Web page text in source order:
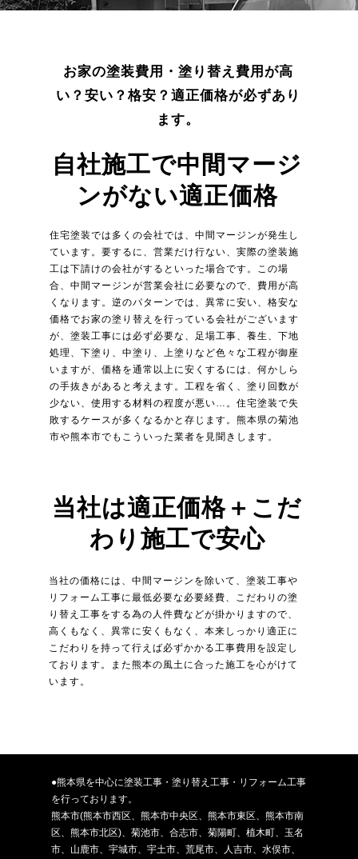
お家の塗装費用・塗り替え費用が高
い？安い？格安？適正価格が必ずあり
ます。
自社施工で中間マージ
ンがない適正価格
住宅塗装では多くの会社では、中間マージンが発生し
ています。要するに、営業だけ行ない、実際の塗装施
工は下請けの会社がするといった場合です。この場
合、中間マージンが営業会社に必要なので、費用が高
くなります。逆のパターンでは、異常に安い、格安な
価格でお家の塗り替えを行っている会社がございます
が、塗装工事には必ず必要な、足場工事、養生、下地
処理、下塗り、中塗り、上塗りなど色々な工程が御座
いますが、価格を通常以上に安くするには、何かしら
の手抜きがあると考えます。工程を省く、塗り回数が
少ない、使用する材料の程度が悪い…。住宅塗装で失
敗するケースが多くなるかと存じます。熊本県の菊池
市や熊本市でもこういった業者を見聞きします。
当社は適正価格＋こだ
わり施工で安心
当社の価格には、中間マージンを除いて、塗装工事や
リフォーム工事に最低必要な必要経費、こだわりの塗
り替え工事をする為の人件費などが掛かりますので、
高くもなく、異常に安くもなく、本来しっかり適正に
こだわりを持って行えば必ずかかる工事費用を設定し
ております。また熊本の風土に合った施工を心がけて
います。
●熊本県を中心に塗装工事・塗り替え工事・リフォーム工事
を行っております。
熊本市(熊本市西区、熊本市中央区、熊本市東区、熊本市南
区、熊本市北区)、菊池市、合志市、菊陽町、植木町、玉名
市、山鹿市、宇城市、宇土市、荒尾市、人吉市、水俣市、